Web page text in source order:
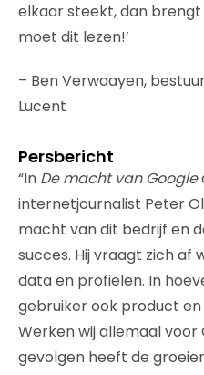
elkaar steekt, dan brengt
moet dit lezen!’
– Ben Verwaayen,
Lucent
Persbericht
“In De macht van Google
internetjournalist Peter
macht van dit bedrijf en
succes. Hij vraagt zich af
data en profielen. In
gebruiker ook product
Werken wij allemaal voor
gevolgen heeft de